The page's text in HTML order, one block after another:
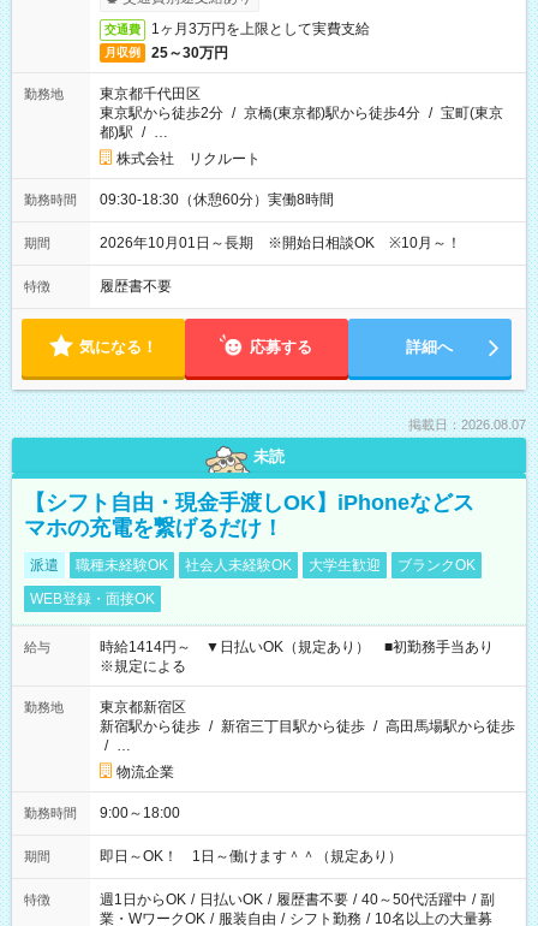
交通費 1ヶ月3万円を上限として実費支給
月収例 25～30万円
勤務地
東京都千代田区
東京駅から徒歩2分 / 京橋(東京都)駅から徒歩4分 / 宝町(東京
都)駅 / …
株式会社 リクルート
勤務時間 09:30-18:30（休憩60分）実働8時間
期間 2026年10月01日～長期 ※開始日相談OK ※10月～！
特徴 履歴書不要
気になる！ 応募する 詳細へ
掲載日：2026.08.07
未読
【シフト自由・現金手渡しOK】iPhoneなどス
マホの充電を繋げるだけ！
派遣 職種未経験OK 社会人未経験OK 大学生歓迎
ブランクOK
WEB登録・面接OK
給与
時給1414円～ ▼日払いOK（規定あり） ■初勤務手当あり
※規定による
勤務地
東京都新宿区
新宿駅から徒歩 / 新宿三丁目駅から徒歩 / 高田馬場駅から徒歩
/ …
物流企業
勤務時間 9:00～18:00
期間 即日～OK！ 1日～働けます＾＾（規定あり）
特徴 週1日からOK / 日払いOK / 履歴書不要 / 40～50代活躍中 / 副
業・WワークOK / 服装自由 / シフト勤務 / 10名以上の大量募